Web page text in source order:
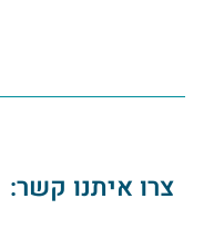
צרו איתנו קשר: